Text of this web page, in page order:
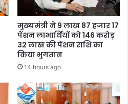
मुख्यमंत्री ने 9 लाख 87 हजार 17
पेंशन लाभार्थियों को 146 करोड़
32 लाख की पेंशन राशि का
किया भुगतान
14 hours ago